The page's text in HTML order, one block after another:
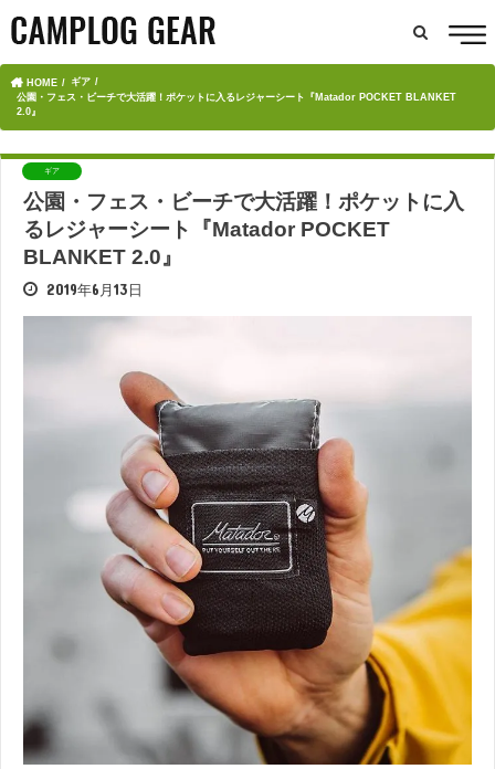
HOME
ギア
公園・フェス・ビーチで大活躍！ポケットに入るレジャーシート『Matador POCKET BLANKET
2.0』
ギア
公園・フェス・ビーチで大活躍！ポケットに入
るレジャーシート『Matador POCKET
BLANKET 2.0』
2019年6月13日